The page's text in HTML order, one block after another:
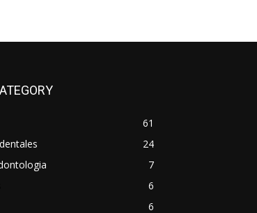
61
24
7
6
6